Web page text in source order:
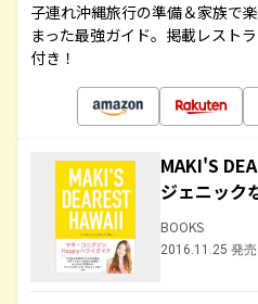
子連れ沖縄旅行の準備＆家族で
まった最強ガイド。掲載レスト
付き！
MAKI'S
ジェニック
BOOKS
2016.11.25 発売